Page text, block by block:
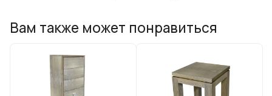
Вам также может понравиться